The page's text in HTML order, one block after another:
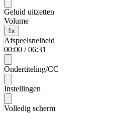
Geluid uitzetten
Volume
1x
Afspeelsnelheid
00:00 / 06:31
Ondertiteling/CC
Instellingen
Volledig scherm